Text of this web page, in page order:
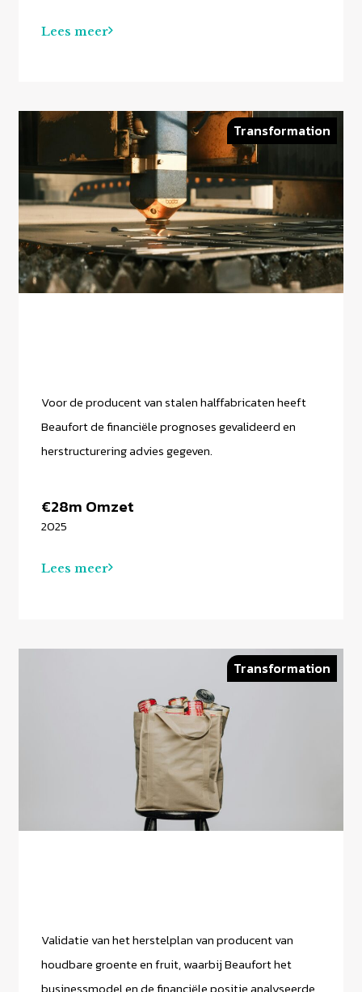
Lees meer
Transformation
Voor de producent van stalen halffabricaten heeft
Beaufort de financiële prognoses gevalideerd en
herstructurering advies gegeven.
€28m Omzet
2025
Lees meer
Transformation
Validatie van het herstelplan van producent van
houdbare groente en fruit, waarbij Beaufort het